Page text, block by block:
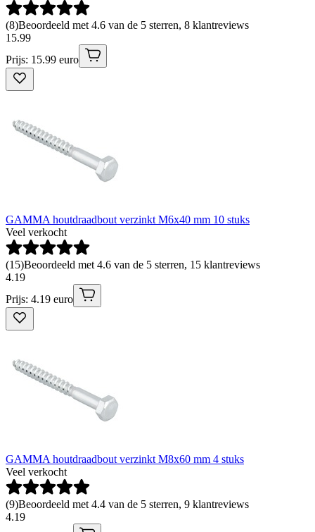
(8)Beoordeeld met 4.6 van de 5 sterren, 8 klantreviews
15.99
Prijs: 15.99 euro
GAMMA houtdraadbout verzinkt M6x40 mm 10 stuks
Veel verkocht
(15)Beoordeeld met 4.6 van de 5 sterren, 15 klantreviews
4.19
Prijs: 4.19 euro
GAMMA houtdraadbout verzinkt M8x60 mm 4 stuks
Veel verkocht
(9)Beoordeeld met 4.4 van de 5 sterren, 9 klantreviews
4.19